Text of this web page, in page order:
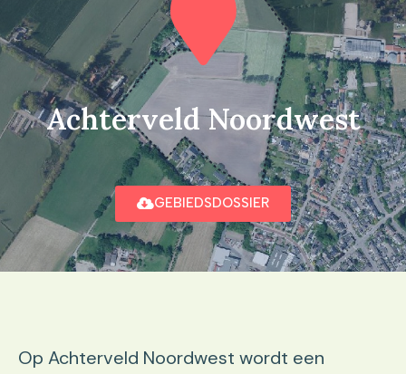
Achterveld Noordwest
GEBIEDSDOSSIER
Op Achterveld Noordwest wordt een